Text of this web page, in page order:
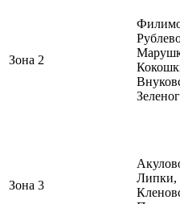
Зона 2
Зона 3
Липки,